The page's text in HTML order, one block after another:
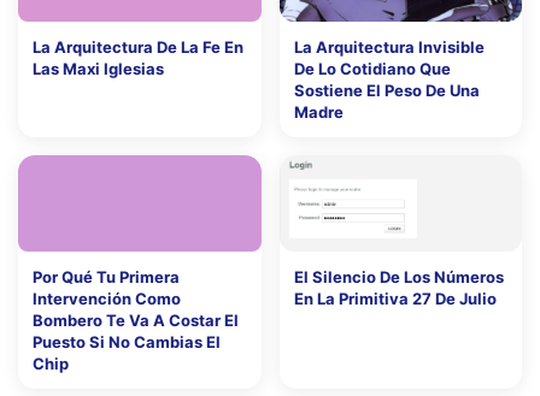
La Arquitectura De La Fe En
Las Maxi Iglesias
La Arquitectura Invisible
De Lo Cotidiano Que
Sostiene El Peso De Una
Madre
Por Qué Tu Primera
Intervención Como
Bombero Te Va A Costar El
Puesto Si No Cambias El
Chip
El Silencio De Los Números
En La Primitiva 27 De Julio